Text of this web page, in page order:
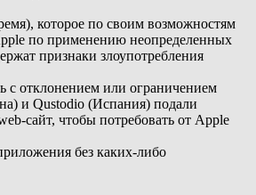
которое по своим возможностям
по применению неопределенных
признаки злоупотребления
отклонением или ограничением
и Qustodio (Испания) подали
сайт, чтобы потребовать от Apple
без каких-либо